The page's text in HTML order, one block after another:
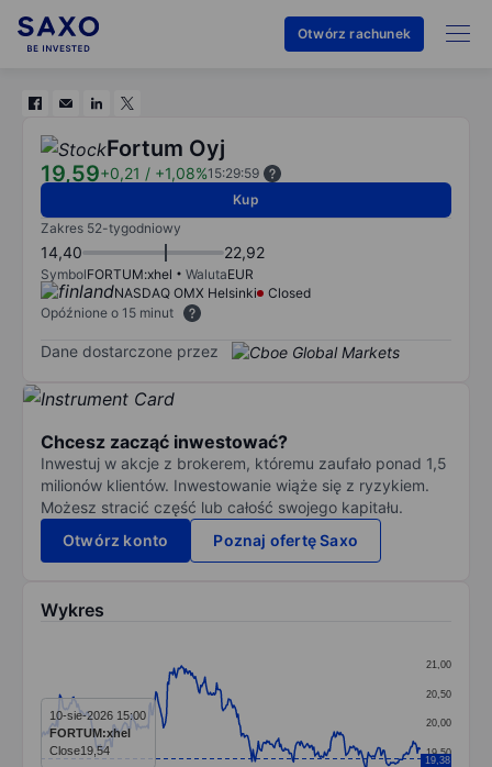
Otwórz rachunek
Fortum Oyj
19,59+0,21 / +1,08%15:29:59
Kup
Zakres 52-tygodniowy
14,40 22,92
SymbolFORTUM:xhel WalutaEUR
NASDAQ OMX Helsinki
Closed
Opóźnione o 15 minut
Dane dostarczone przez
Chcesz zacząć inwestować?
Inwestuj w akcje z brokerem, któremu zaufało ponad 1,5
milionów klientów. Inwestowanie wiąże się z ryzykiem.
Możesz stracić część lub całość swojego kapitału.
Otwórz konto
Poznaj ofertę Saxo
Wykres
Line chart with 357 data points.
The chart has 1 X axis displaying categories.
The chart has 1 Y axis displaying values. Data19,50
20,00
20,50
21,00
19,38
10-sie-2026 15:00
FORTUM:xhel
Close19,54